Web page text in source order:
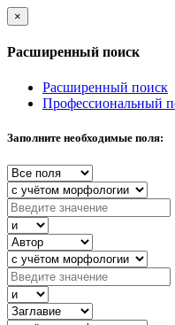
×
Расширенный поиск
Расширенный поиск
Профессиональный
Заполните необходимые поля: